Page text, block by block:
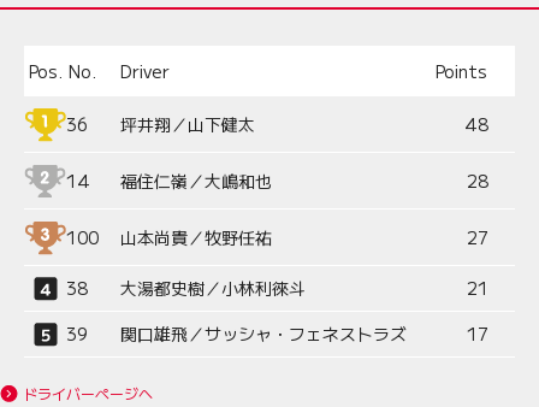
Pos. No. Driver Points
36 坪井翔／山下健太 48
14 福住仁嶺／大嶋和也 28
100 山本尚貴／牧野任祐 27
38 大湯都史樹／小林利徠斗
21
39
関口雄飛／サッシャ・フェネストラズ 17
ドライバーページへ